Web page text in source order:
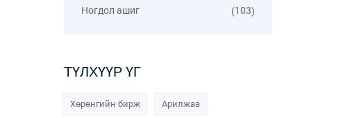
Ногдол ашиг 103
ТҮЛХҮҮР ҮГ
Хөрөнгийн бирж Арилжаа